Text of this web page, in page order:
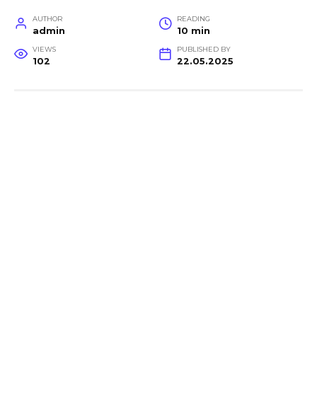
AUTHOR
admin
READING
10 min
VIEWS
102
PUBLISHED BY
22.05.2025